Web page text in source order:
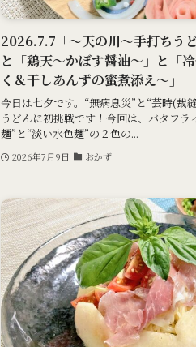
2026.7.7「～天の川～手打ちう
と「鶏天～かぼす醤油～」と「
く＆干しあんずの蜜煮添え～」
今日は七夕です。“無病息災”と“芸時(裁
うどんに初挑戦です！今回は、バタフ
麺”と“淡い水色麺”の２色の...
2026年7月9日 おかず